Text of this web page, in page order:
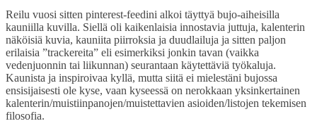
Reilu vuosi sitten pinterest-feedini alkoi täyttyä bujo-aiheisilla
kauniilla kuvilla. Siellä oli kaikenlaisia innostavia juttuja, kalenterin
näköisiä kuvia, kauniita piirroksia ja duudlailuja ja sitten paljon
erilaisia ”trackereita” eli esimerkiksi jonkin tavan (vaikka
vedenjuonnin tai liikunnan) seurantaan käytettäviä työkaluja.
Kaunista ja inspiroivaa kyllä, mutta siitä ei mielestäni bujossa
ensisijaisesti ole kyse, vaan kyseessä on nerokkaan yksinkertainen
kalenterin/muistiinpanojen/muistettavien asioiden/listojen tekemisen
filosofia.